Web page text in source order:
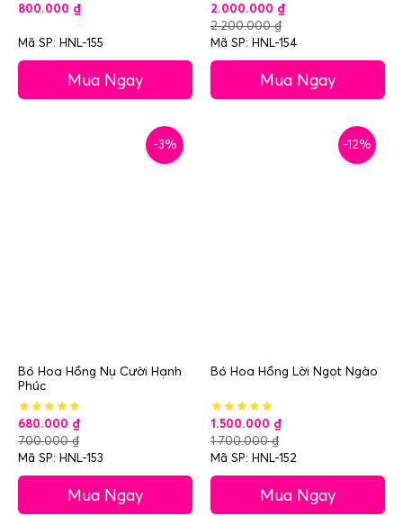
800.000 ₫
Mã SP: HNL-155
Mua Ngay
2.000.000 ₫
2.200.000₫
Mã SP: HNL-154
Mua Ngay
-3%
Bó Hoa Hồng Nụ Cười Hạnh
Phúc
680.000 ₫
700.000₫
Mã SP: HNL-153
Mua Ngay
-12%
Bó Hoa Hồng Lời Ngọt Ngào
1.500.000 ₫
1.700.000₫
Mã SP: HNL-152
Mua Ngay